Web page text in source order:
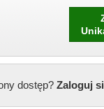
dostęp?Zaloguj